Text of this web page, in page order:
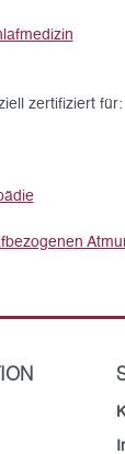
zertifiziert für: